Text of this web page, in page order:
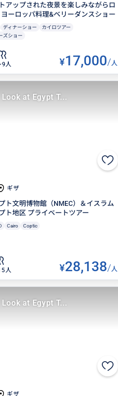
アップされた夜景を楽しみながらロ
ーロッパ料理&ベリーダンスショー
ディナーショー
カイロツアー
ズショー
9人 ¥17,000/人
ギザ
ト文明博物館（NMEC）＆イスラム
ト地区 プライベートツアー
Cairo Coptic
人 ¥28,138/人
Look at Egypt T...
ギザ
Look at Egypt T...